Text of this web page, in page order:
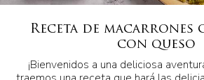
Receta de macarrones
con queso
¡Bienvenidos a una deliciosa